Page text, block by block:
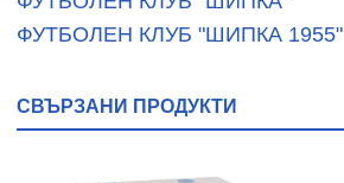
ФУТБОЛЕН КЛУБ "ШИПКА 1955"
СВЪРЗАНИ ПРОДУКТИ